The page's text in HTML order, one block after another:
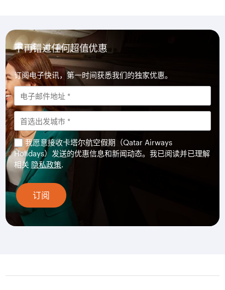
不再错过任何超值优惠
订阅电子快讯，第一时间获悉我们的独家优惠。
我愿意接收卡塔尔航空假期（Qatar Airways
Holidays）发送的优惠信息和新闻动态。我已阅读并已理解
相关 隐私政策.
订阅